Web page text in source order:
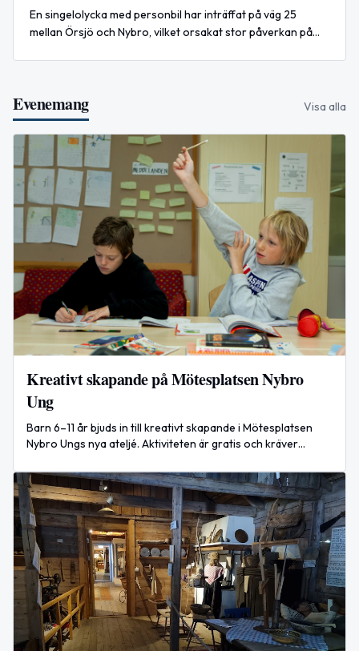
En singelolycka med personbil har inträffat på väg 25
mellan Örsjö och Nybro, vilket orsakat stor påverkan på
Evenemang Visa alla
Kreativt skapande på Mötesplatsen Nybro
Ung
Barn 6–11 år bjuds in till kreativt skapande i Mötesplatsen
Nybro Ungs nya ateljé. Aktiviteten är gratis och kräver